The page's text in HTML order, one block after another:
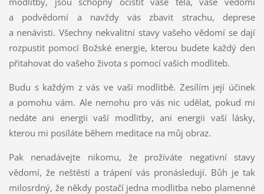
a podvědomí a navždy vás zbavit strachu, deprese
a nenávisti. Všechny nekvalitní stavy vašeho vědomí se dají
rozpustit pomocí Božské energie, kterou budete každý den
přitahovat do vašeho života s pomocí vašich modliteb.
Budu s každým z vás ve vaší modlitbě. Zesílím její účinek
a pomohu vám. Ale nemohu pro vás nic udělat, pokud mi
nedáte ani energii vaší modlitby, ani energii vaší lásky,
kterou mi posíláte během meditace na můj obraz.
Pak nenadávejte nikomu, že prožíváte negativní stavy
vědomí, že neštěstí a trápení vás pronásledují. Bůh je tak
milosrdný, že někdy postačí jedna modlitba nebo plamenné